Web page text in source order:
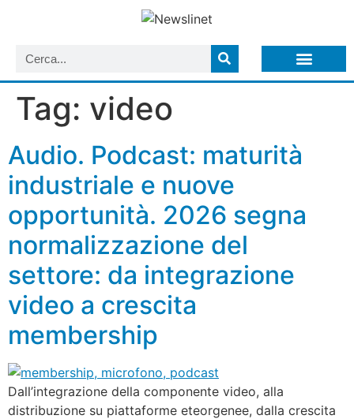
Tag: video
Audio. Podcast: maturità
industriale e nuove
opportunità. 2026 segna
normalizzazione del
settore: da integrazione
video a crescita
membership
Dall’integrazione della componente video, alla
distribuzione su piattaforme eteorgenee, dalla crescita